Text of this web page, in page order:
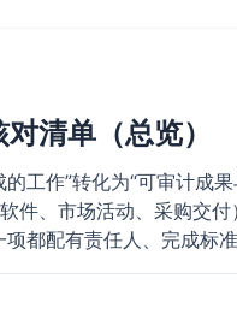
清单（总览）
的工作”转化为“可审计成
件、市场活动、采购交
都配有责任人、完成标